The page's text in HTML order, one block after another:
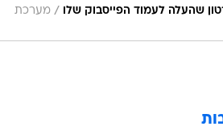
שהעלה לעמוד הפייסבוק שלו / מערכת